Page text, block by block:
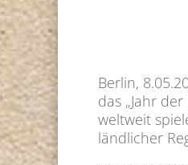
Berlin,
das „Jahr
weltweit
ländlicher